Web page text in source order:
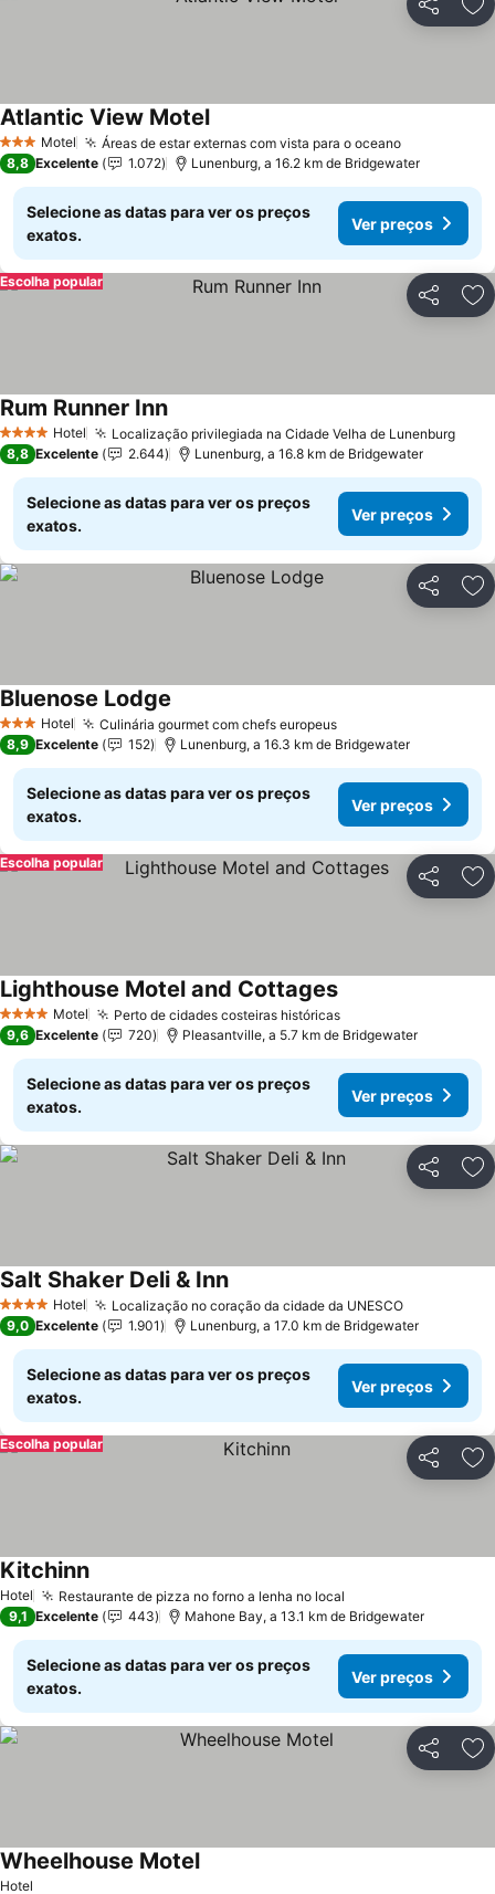
Partilhar
3 EstrelasMotel Áreas de estar externas com vista para o oceano
Atlantic View Motel
8,8 Excelente 1.072 Lunenburg, a 16.2 km de Bridgewater
Selecione as datas para ver os preços
exatos.
Ver preços
Partilhar
Escolha popular
4 EstrelasHotel Localização privilegiada na Cidade Velha de Lunenburg
Rum Runner Inn
8,8 Excelente 2.644 Lunenburg, a 16.8 km de Bridgewater
Selecione as datas para ver os preços
exatos.
Ver preços
Partilhar
3 EstrelasHotel Culinária gourmet com chefs europeus
Bluenose Lodge
8,9 Excelente 152 Lunenburg, a 16.3 km de Bridgewater
Selecione as datas para ver os preços
exatos.
Ver preços
Partilhar
Escolha popular
4 EstrelasMotel Perto de cidades costeiras históricas
Lighthouse Motel and Cottages
9,6 Excelente 720 Pleasantville, a 5.7 km de Bridgewater
Selecione as datas para ver os preços
exatos.
Ver preços
Partilhar
4 EstrelasHotel Localização no coração da cidade da UNESCO
Salt Shaker Deli & Inn
9,0 Excelente 1.901 Lunenburg, a 17.0 km de Bridgewater
Selecione as datas para ver os preços
exatos.
Ver preços
Partilhar
Escolha popular
Hotel Restaurante de pizza no forno a lenha no local
Kitchinn
9,1 Excelente 443 Mahone Bay, a 13.1 km de Bridgewater
Selecione as datas para ver os preços
exatos.
Ver preços
Partilhar
Hotel
Wheelhouse Motel